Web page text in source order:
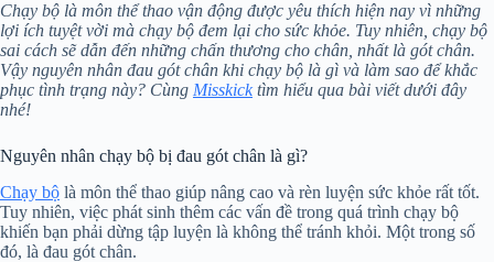
Chạy bộ là môn thể thao vận động được yêu thích hiện nay vì những
lợi ích tuyệt vời mà chạy bộ đem lại cho sức khỏe. Tuy nhiên, chạy bộ
sai cách sẽ dẫn đến những chấn thương cho chân, nhất là gót chân.
Vậy nguyên nhân đau gót chân khi chạy bộ là gì và làm sao để khắc
phục tình trạng này? Cùng Misskicktìm hiểu qua bài viết dưới đây
nhé!
Nguyên nhân chạy bộ bị đau gót chân là gì?
Chạy bộ là môn thể thao giúp nâng cao và rèn luyện sức khỏe rất tốt.
Tuy nhiên, việc phát sinh thêm các vấn đề trong quá trình chạy bộ
khiến bạn phải dừng tập luyện là không thể tránh khỏi. Một trong số
đó, là đau gót chân.